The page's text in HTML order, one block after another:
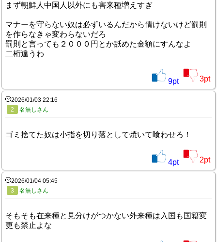
まず朝鮮人中国人以外にも害来種増えすぎ
マナーを守らない奴は必ずいるんだから情けないけど罰則
を作らなきゃ変わらないだろ
罰則と言っても２０００円とか舐めた金額にすんなよ
二桁違うわ
9pt 3pt
2026/01/03 22:16
2
名無しさん
ゴミ捨てた奴は小指を切り落として焼いて喰わせろ！
4pt 2pt
2026/01/04 05:45
3
名無しさん
そもそも在来種と見分けがつかない外来種は入国も国籍変
更も禁止よな